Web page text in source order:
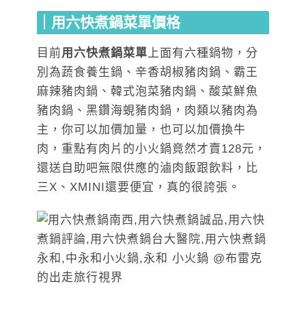
用六快煮鍋菜單價格
目前用六快煮鍋菜單 上面有六種鍋物，分
別為蔬食養生鍋、辛香胡椒豬肉鍋、霸王
麻辣豬肉鍋、韓式泡菜豬肉鍋、酸菜鮮魚
豬肉鍋、黑鑽海蜆豬肉鍋，肉類以豬肉為
主，你可以加價加量，也可以加價換牛
肉，重點有肉片的小火鍋竟然才賣128元，
還送自助吧無限供應的滷肉飯跟飲料，比
三X、XMINI還要便宜，真的很誇張。